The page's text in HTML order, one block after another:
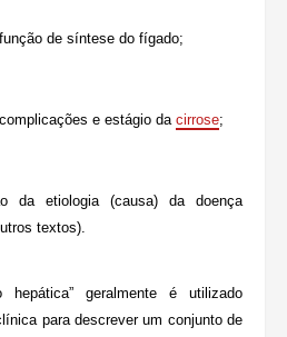
de síntese do fígado;
e estágio da cirrose;
da etiologia (causa) da doença
textos).
geralmente é utilizado
para descrever um conjunto de